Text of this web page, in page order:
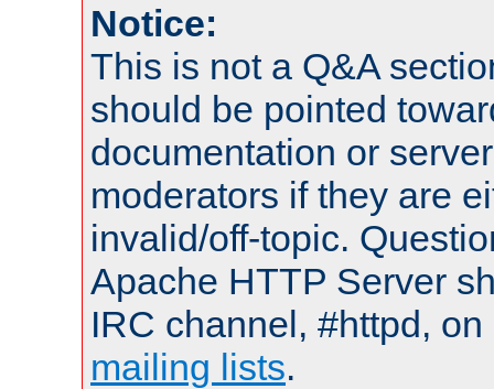
Notice:
This is not a Q&A
should be pointed
documentation or
moderators if they are
invalid/off-topic.
Apache HTTP Server
IRC channel, #httpd,
mailing lists.